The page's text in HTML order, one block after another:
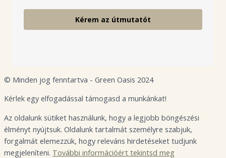
Kérem az útmutatót
© Minden jog fenntartva - Green Oasis 2024
Kérlek egy elfogadással támogasd a munkánkat!
Az oldalunk sütiket használunk, hogy a legjobb böngészési
élményt nyújtsuk. Oldalunk tartalmát személyre szabjuk,
forgalmát elemezzük, hogy releváns hirdetéseket tudjunk
megjeleníteni. További információért tekintsd meg